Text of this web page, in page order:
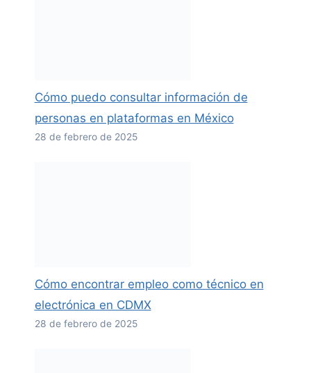
Cómo puedo consultar información de
personas en plataformas en México
28 de febrero de 2025
Cómo encontrar empleo como técnico en
electrónica en CDMX
28 de febrero de 2025